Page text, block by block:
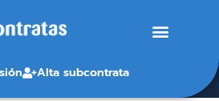
Alta subcontrata